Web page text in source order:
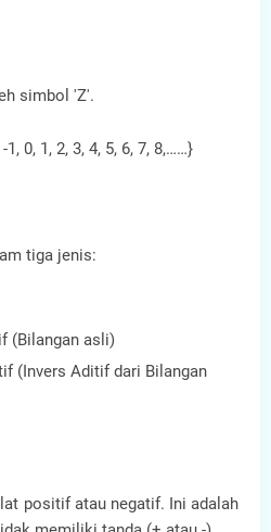
simbol 'Z'.
1, 0, 1, 2, 3, 4, 5, 6, 7, 8,……}
tiga jenis:
(Bilangan asli)
(Invers Aditif dari Bilangan
positif atau negatif. Ini adalah